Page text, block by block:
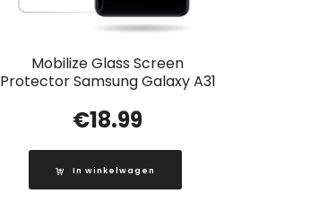
Mobilize Glass Screen
Protector Samsung Galaxy A31
€18.99
In winkelwagen